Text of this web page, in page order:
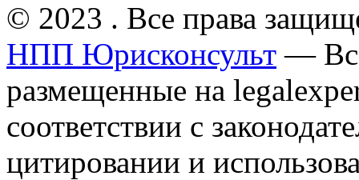
© 2023 . Все права
НПП Юрисконсульт —
размещенные на
соответствии с
цитировании и